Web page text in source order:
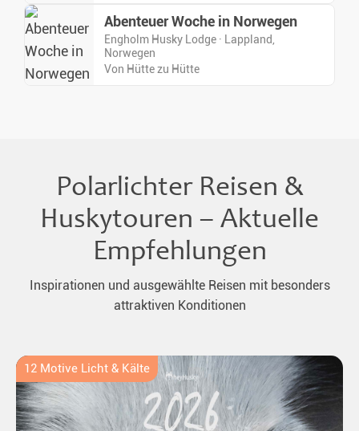
Abenteuer Woche in Norwegen
Engholm Husky Lodge · Lappland,
Norwegen
Von Hütte zu Hütte
Polarlichter Reisen &
Huskytouren – Aktuelle
Empfehlungen
Inspirationen und ausgewählte Reisen mit besonders
attraktiven Konditionen
12 Motive Licht & Kälte